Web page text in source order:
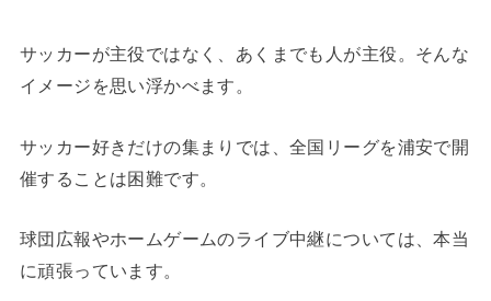
サッカーが主役ではなく、あくまでも人が主役。そんな
イメージを思い浮かべます。
サッカー好きだけの集まりでは、全国リーグを浦安で開
催することは困難です。
球団広報やホームゲームのライブ中継については、本当
に頑張っています。